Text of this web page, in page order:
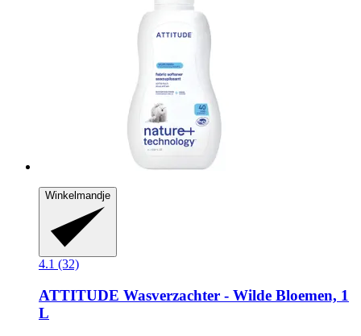
Winkelmandje
4.1 (32)
ATTITUDE Wasverzachter -​ Wilde Bloemen, 1
L